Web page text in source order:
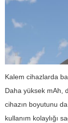
Kalem cihazlarda
Daha yüksek mAh,
cihazın boyutunu
kullanım kolaylığı